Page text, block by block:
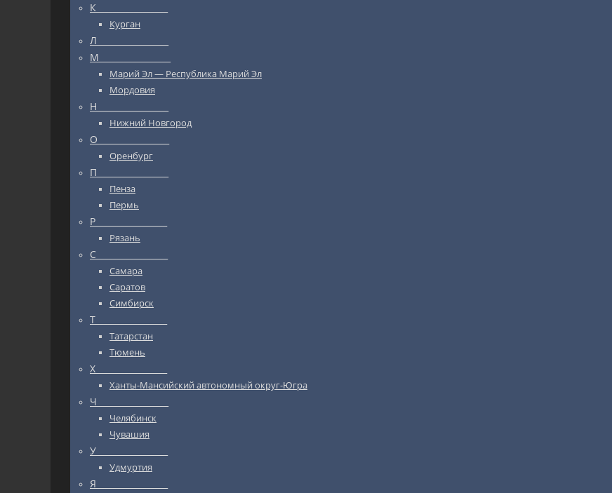
К_________________
Курган
Л_________________
М_________________
Марий Эл — Республика Марий Эл
Мордовия
Н_________________
Нижний Новгород
О_________________
Оренбург
П_________________
Пенза
Пермь
Р_________________
Рязань
С_________________
Самара
Саратов
Симбирск
Т_________________
Татарстан
Тюмень
Х_________________
Ханты-Мансийский автономный округ-Югра
Ч_________________
Челябинск
Чувашия
У_________________
Удмуртия
Я_________________